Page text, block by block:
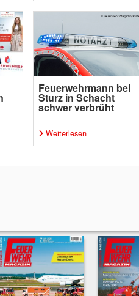
Feuerwehrmann bei
Sturz in Schacht
schwer verbrüht
Weiterlesen